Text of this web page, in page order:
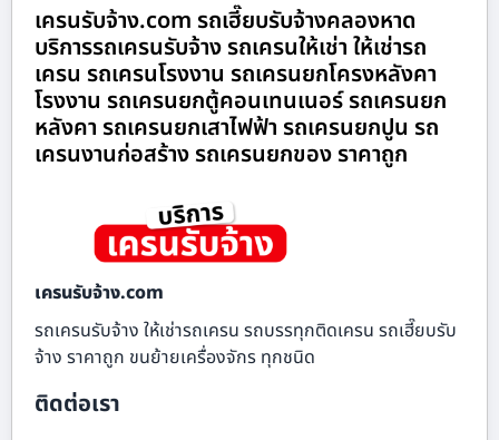
เครนรับจ้าง.com รถเฮี๊ยบรับจ้างคลองหาด
บริการรถเครนรับจ้าง รถเครนให้เช่า ให้เช่ารถ
เครน รถเครนโรงงาน รถเครนยกโครงหลังคา
โรงงาน รถเครนยกตู้คอนเทนเนอร์ รถเครนยก
หลังคา รถเครนยกเสาไฟฟ้า รถเครนยกปูน รถ
เครนงานก่อสร้าง รถเครนยกของ ราคาถูก
เครนรับจ้าง.com
รถเครนรับจ้าง ให้เช่ารถเครน รถบรรทุกติดเครน รถเฮี๊ยบรับ
จ้าง ราคาถูก ขนย้ายเครื่องจักร ทุกชนิด
ติดต่อเรา